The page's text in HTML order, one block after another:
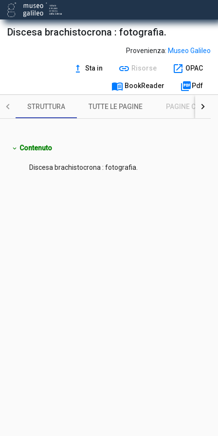
Discesa brachistocrona : fotografia.
Provenienza: Museo Galileo
upgrade Sta in link Risorse open_in_new OPAC
menu_book BookReader picture_as_pdf Pdf
STRUTTURA TUTTE LE PAGINE PAGINE CON
expand_more Contenuto
Discesa brachistocrona : fotografia.